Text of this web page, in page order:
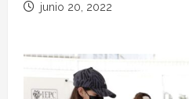
junio 20, 2022